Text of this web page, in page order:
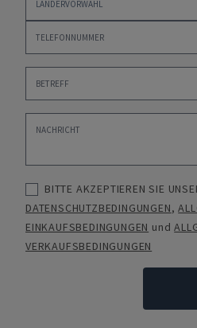
BITTE AKZEPTIEREN SIE
DATENSCHUTZBEDINGUNGEN,
EINKAUFSBEDINGUNGEN und
VERKAUFSBEDINGUNGEN